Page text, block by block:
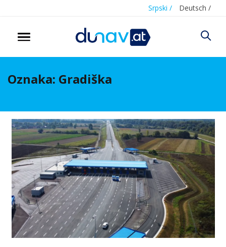
Srpski / Deutsch /
Oznaka: Gradiška